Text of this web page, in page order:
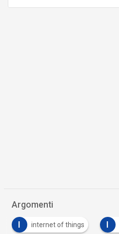
Argomenti
of things I istat